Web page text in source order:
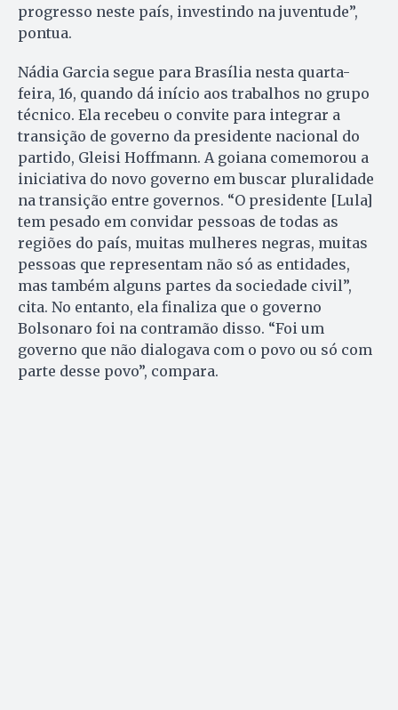
progresso neste país, investindo na juventude”,
pontua.
Nádia Garcia segue para Brasília nesta quarta-
feira, 16, quando dá início aos trabalhos no grupo
técnico. Ela recebeu o convite para integrar a
transição de governo da presidente nacional do
partido, Gleisi Hoffmann. A goiana comemorou a
iniciativa do novo governo em buscar pluralidade
na transição entre governos. “O presidente [Lula]
tem pesado em convidar pessoas de todas as
regiões do país, muitas mulheres negras, muitas
pessoas que representam não só as entidades,
mas também alguns partes da sociedade civil”,
cita. No entanto, ela finaliza que o governo
Bolsonaro foi na contramão disso. “Foi um
governo que não dialogava com o povo ou só com
parte desse povo”, compara.